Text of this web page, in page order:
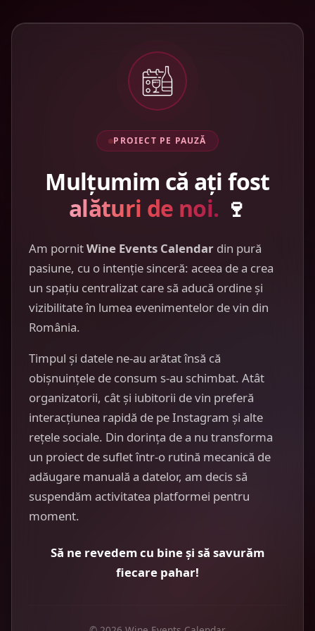
PROIECT PE PAUZĂ
Mulțumim că ați fost
alături de noi. 🍷
Am pornitWine Events Calendar din pură
pasiune, cu o intenție sinceră: aceea de a crea
un spațiu centralizat care să aducă ordine și
vizibilitate în lumea evenimentelor de vin din
România.
Timpul și datele ne-au arătat însă că
obișnuințele de consum s-au schimbat. Atât
organizatorii, cât și iubitorii de vin preferă
interacțiunea rapidă de pe Instagram și alte
rețele sociale. Din dorința de a nu transforma
un proiect de suflet într-o rutină mecanică de
adăugare manuală a datelor, am decis să
suspendăm activitatea platformei pentru
moment.
Să ne revedem cu bine și să savurăm
fiecare pahar!